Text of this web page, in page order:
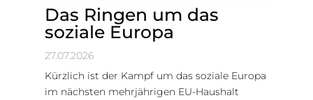
Das Ringen um das
soziale Europa
27.07.2026
Kürzlich ist der Kampf um das soziale Europa
im nächsten mehrjährigen EU-Haushalt